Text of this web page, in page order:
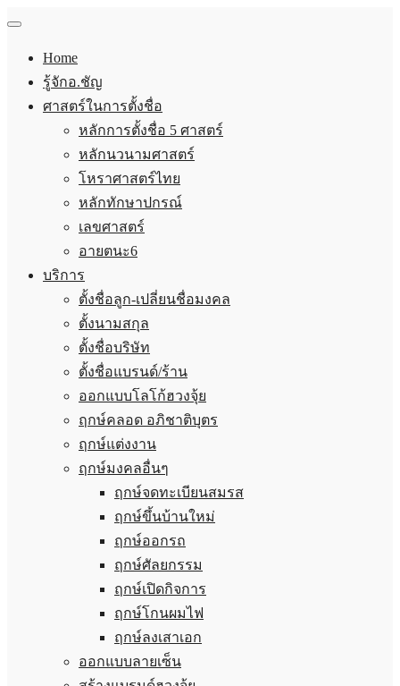
Home
รู้จักอ.ชัญ
ศาสตร์ในการตั้งชื่อ
หลักการตั้งชื่อ 5 ศาสตร์
หลักนวนามศาสตร์
โหราศาสตร์ไทย
หลักทักษาปกรณ์
เลขศาสตร์
อายตนะ6
บริการ
ตั้งชื่อลูก-เปลี่ยนชื่อมงคล
ตั้งนามสกุล
ตั้งชื่อบริษัท
ตั้งชื่อแบรนด์/ร้าน
ออกแบบโลโก้ฮวงจุ้ย
ฤกษ์คลอด อภิชาติบุตร
ฤกษ์แต่งงาน
ฤกษ์มงคลอื่นๆ
ฤกษ์จดทะเบียนสมรส
ฤกษ์ขึ้นบ้านใหม่
ฤกษ์ออกรถ
ฤกษ์ศัลยกรรม
ฤกษ์เปิดกิจการ
ฤกษ์โกนผมไฟ
ฤกษ์ลงเสาเอก
ออกแบบลายเซ็น